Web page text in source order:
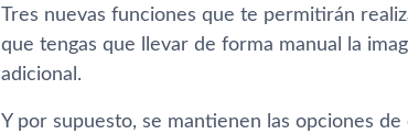
Tres nuevas funciones que te permitirán
que tengas que llevar de forma manual la
adicional.
Y por supuesto, se mantienen las opciones